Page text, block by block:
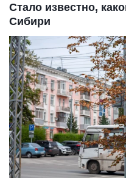
Стало известно,
Сибири